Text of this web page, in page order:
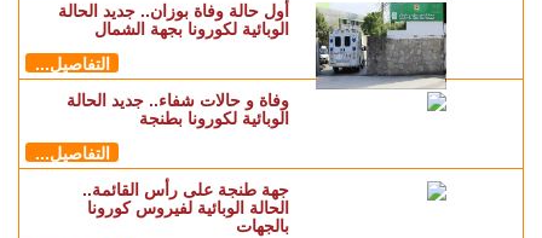
أول حالة وفاة بوزان.. جديد الحالة
الوبائية لكورونا بجهة الشمال
التفاصيل...
وفاة و حالات شفاء.. جديد الحالة
الوبائية لكورونا بطنجة
التفاصيل...
جهة طنجة على رأس القائمة..
الحالة الوبائية لفيروس كورونا
بالجهات